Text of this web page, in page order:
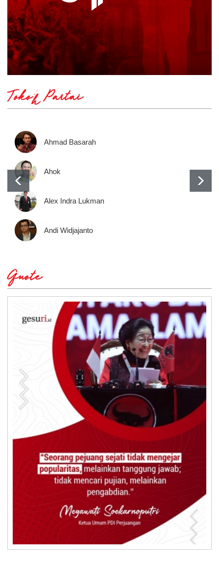
Tokoh Partai
Ahmad Basarah
Ahok
Alex Indra Lukman
Andi Widjajanto
Quote